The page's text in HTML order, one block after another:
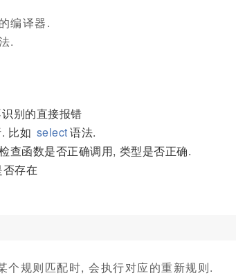
编译器.
.
别的直接报错
比如 select语法.
查函数是否正确调用, 类型是否正确.
存在
规则匹配时, 会执行对应的重新规则.